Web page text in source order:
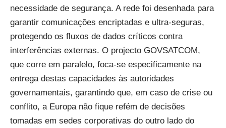
necessidade de segurança. A rede foi desenhada para
garantir comunicações encriptadas e ultra-seguras,
protegendo os fluxos de dados críticos contra
interferências externas. O projecto GOVSATCOM,
que corre em paralelo, foca-se especificamente na
entrega destas capacidades às autoridades
governamentais, garantindo que, em caso de crise ou
conflito, a Europa não fique refém de decisões
tomadas em sedes corporativas do outro lado do